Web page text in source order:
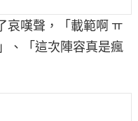
哀嘆聲，「載範啊 ㅠ
、「這次陣容真是瘋